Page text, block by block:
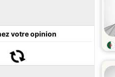
votre opinion